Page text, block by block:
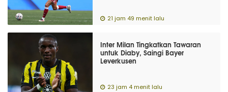
21 jam 49 menit lalu
Inter Milan Tingkatkan Tawaran
untuk Diaby, Saingi Bayer
Leverkusen
23 jam 4 menit lalu